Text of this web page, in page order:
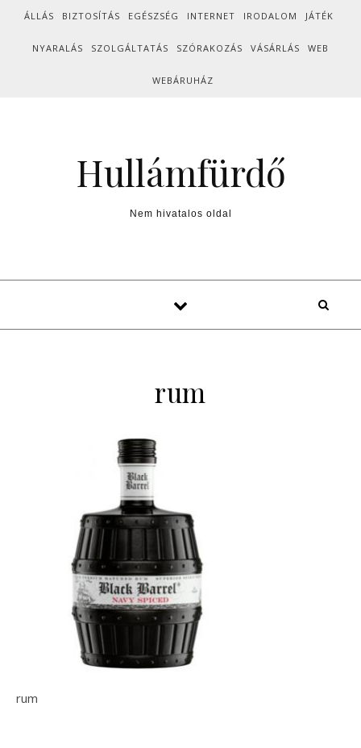
Skip to content
ÁLLÁS BIZTOSÍTÁS EGÉSZSÉG INTERNET IRODALOM JÁTÉK
NYARALÁS SZOLGÁLTATÁS SZÓRAKOZÁS VÁSÁRLÁS WEB
WEBÁRUHÁZ
Hullámfürdő
Nem hivatalos oldal
rum
rum